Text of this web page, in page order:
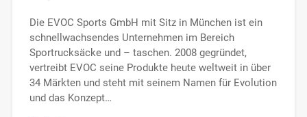
Die EVOC Sports GmbH mit Sitz in München ist ein
schnellwachsendes Unternehmen im Bereich
Sportrucksäcke und – taschen. 2008 gegründet,
vertreibt EVOC seine Produkte heute weltweit in über
34 Märkten und steht mit seinem Namen für Evolution
und das Konzept…